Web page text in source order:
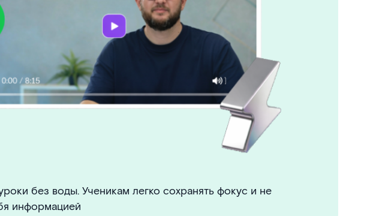
без воды. Ученикам легко сохранять фокус и не
информацией